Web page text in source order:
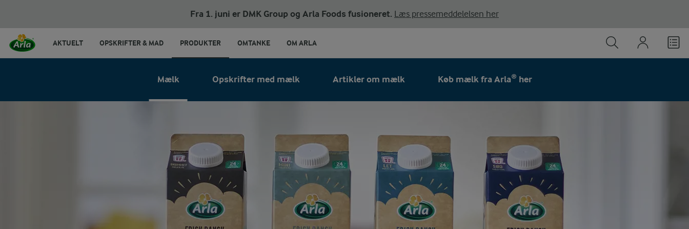
Fra 1. juni er DMK Group og Arla Foods fusioneret. Læs pressemeddelelsen her
AKTUELT OPSKRIFTER & MAD PRODUKTER OMTANKE OM ARLA
Mælk Opskrifter med mælk Artikler om mælk Køb mælk fra Arla® her